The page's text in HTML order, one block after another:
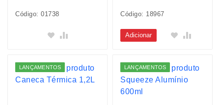
Código: 01738 Código: 18967
Adicionar
LANÇAMENTOS LANÇAMENTOS